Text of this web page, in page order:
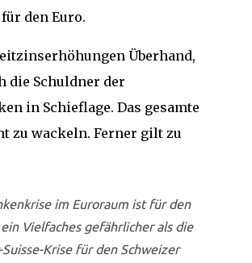
den Euro.
Überhand,
die Schuldner der
in Schieflage. Das gesamte
zu wackeln. Ferner gilt zu
im Euroraum ist für den
Vielfaches gefährlicher als die
Suisse-Krise für den Schweizer